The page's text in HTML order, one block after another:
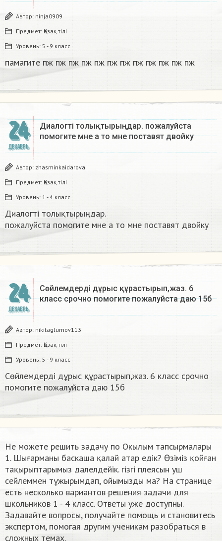
Автор: ninja0909
Предмет: Қазақ тiлi
Уровень: 5 - 9 класс
памагите пж пж пж пж пж пж пж пж пж пж пж пж​
24
ДЕКАБРЬ
Диалогті толықтырыңдар. пожалуйста
помогите мне а то мне поставят двойку​
Автор: zhasminkaidarova
Предмет: Қазақ тiлi
Уровень: 1 - 4 класс
Диалогті толықтырыңдар.
пожалуйста помогите мне а то мне поставят двойку​
24
ДЕКАБРЬ
Сөйлемдерді дұрыс құрастырып,жаз. 6
класс срочно помогите пожалуйста даю 15б​
Автор: nikitaglumov113
Предмет: Қазақ тiлi
Уровень: 5 - 9 класс
Сөйлемдерді дұрыс құрастырып,жаз. 6 класс срочно
помогите пожалуйста даю 15б​
Не можете решить задачу по Окылым тапсырмалары
1. Шығарманы баскаша қалай атар едік? Өзiмiз қойған
тақырыптарымыз далелдейік. гiзгi плеясын уш
сейлеммен тұжырымдап, ойымызды ма​? На странице
есть несколько вариантов решения задачи для
школьников 1 - 4 класс. Ответы уже доступны.
Задавайте вопросы, получайте помощь и становитесь
экспертом, помогая другим ученикам разобраться в
сложных темах.